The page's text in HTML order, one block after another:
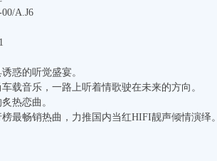
A.J6
惑的听觉盛宴。
载音乐，一路上听着情歌驶在未来的方向。
热恋曲。
最畅销热曲，力推国内当红HIFI靓声倾情演绎。